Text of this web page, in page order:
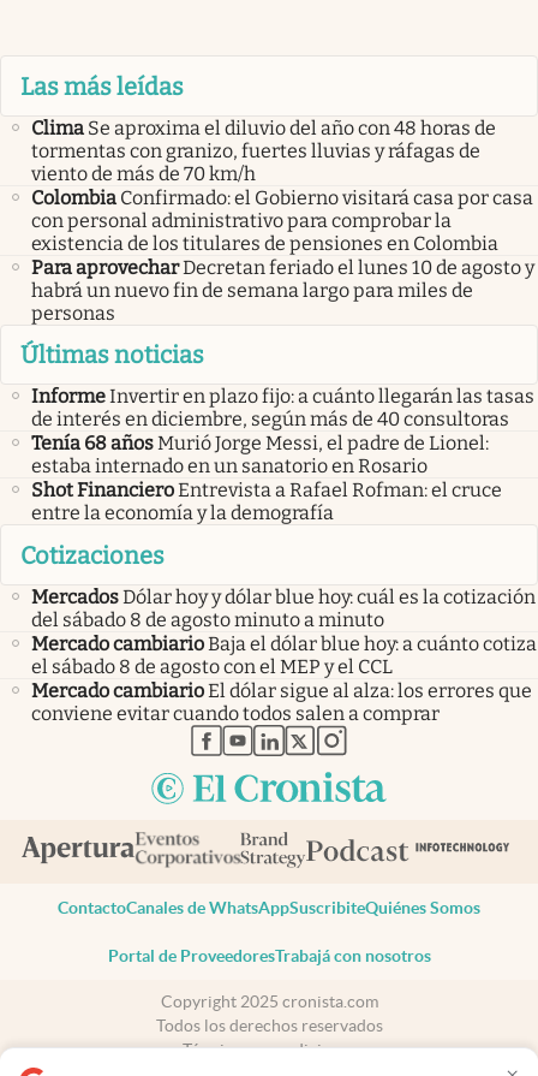
Las más leídas
Clima Se aproxima el diluvio del año con 48 horas de
tormentas con granizo, fuertes lluvias y ráfagas de
viento de más de 70 km/h
Colombia Confirmado: el Gobierno visitará casa por casa
con personal administrativo para comprobar la
existencia de los titulares de pensiones en Colombia
Para aprovecharDecretan feriado el lunes 10 de agosto y
habrá un nuevo fin de semana largo para miles de
personas
Últimas noticias
InformeInvertir en plazo fijo: a cuánto llegarán las tasas
de interés en diciembre, según más de 40 consultoras
Tenía 68 añosMurió Jorge Messi, el padre de Lionel:
estaba internado en un sanatorio en Rosario
Shot FinancieroEntrevista a Rafael Rofman: el cruce
entre la economía y la demografía
Cotizaciones
MercadosDólar hoy y dólar blue hoy: cuál es la cotización
del sábado 8 de agosto minuto a minuto
Mercado cambiarioBaja el dólar blue hoy: a cuánto cotiza
el sábado 8 de agosto con el MEP y el CCL
Mercado cambiarioEl dólar sigue al alza: los errores que
conviene evitar cuando todos salen a comprar
abre en nueva pestaña
abre en nueva pestaña
abre en nueva pestaña
abre en nueva pestaña
abre en nueva pestaña
ContactoCanales de WhatsAppSuscribiteQuiénes Somos
Portal de ProveedoresTrabajá con nosotros
Copyright 2025 cronista.com
Todos los derechos reservados
Términos y condiciones